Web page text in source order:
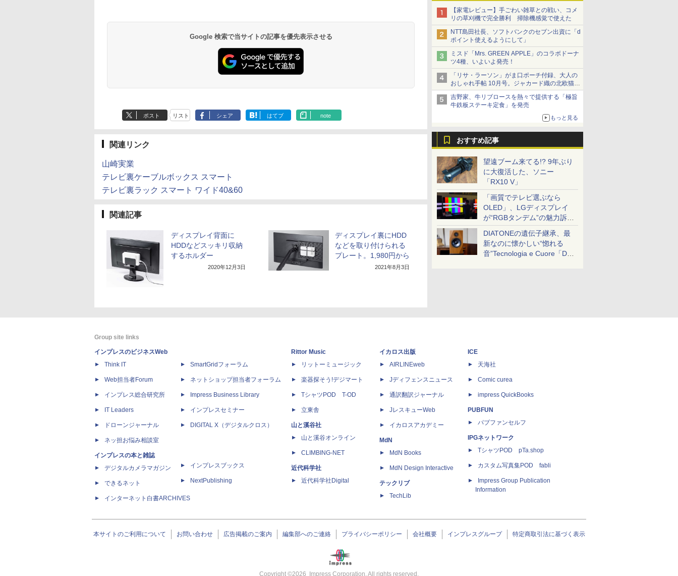
【家電レビュー】手ごわい雑草との戦い、コメ
リの草刈機で完全勝利 掃除機感覚で使えた
NTT島田社長、ソフトバンクのセブン出資に「d
ポイント使えるようにして」
ミスド「Mrs. GREEN APPLE」のコラボドーナ
ツ4種、いよいよ発売！
「リサ・ラーソン」がま口ポーチ付録、大人の
おしゃれ手帖 10月号。ジャカード織の北欧猫デ
ザイン
吉野家、牛リブロースを熱々で提供する「極旨
牛鉄板ステーキ定食」を発売
もっと見る
おすすめ記事
望遠ブーム来てる!? 9年ぶり
に大復活した、ソニー
「RX10 V」
「画質でテレビ選ぶなら
OLED」、LGディスプレイ
が“RGBタンデム”の魅力訴
求。液晶とのガチ比較も
DIATONEの遺伝子継承、最
新なのに懐かしい“惚れる
音”Tecnologia e Cuore「DS-
Google 検索で当サイトの記事を優先表示させる
ポスト リスト シェア はてブ note
関連リンク
山崎実業
テレビ裏ケーブルボックス スマート
テレビ裏ラック スマート ワイド40&60
関連記事
ディスプレイ背面に
HDDなどスッキリ収納
するホルダー
2020年12月3日
ディスプレイ裏にHDD
などを取り付けられる
プレート。1,980円から
2021年8月3日
Group site links
インプレスのビジネスWeb
Think IT
Web担当者Forum
インプレス総合研究所
IT Leaders
ドローンジャーナル
ネッ担お悩み相談室
インプレスの本と雑誌
デジタルカメラマガジン
できるネット
インターネット白書ARCHIVES
SmartGridフォーラム
ネットショップ担当者フォーラム
Impress Business Library
インプレスセミナー
DIGITAL X（デジタルクロス）
インプレスブックス
NextPublishing
Rittor Music
リットーミュージック
楽器探そう!デジマート
TシャツPOD T-OD
立東舎
山と溪谷社
山と溪谷オンライン
CLIMBING-NET
近代科学社
近代科学社Digital
イカロス出版
AIRLINEweb
Jディフェンスニュース
通訳翻訳ジャーナル
JレスキューWeb
イカロスアカデミー
MdN
MdN Books
MdN Design Interactive
テックリブ
TechLib
ICE
天海社
Comic curea
impress QuickBooks
PUBFUN
パブファンセルフ
IPGネットワーク
TシャツPOD pTa.shop
カスタム写真集POD fabli
Impress Group Publication
Information
本サイトのご利用について お問い合わせ 広告掲載のご案内 編集部へのご連絡 プライバシーポリシー 会社概要 インプレスグループ 特定商取引法に基づく表示
Copyright ©2026 Impress Corporation. All rights reserved.